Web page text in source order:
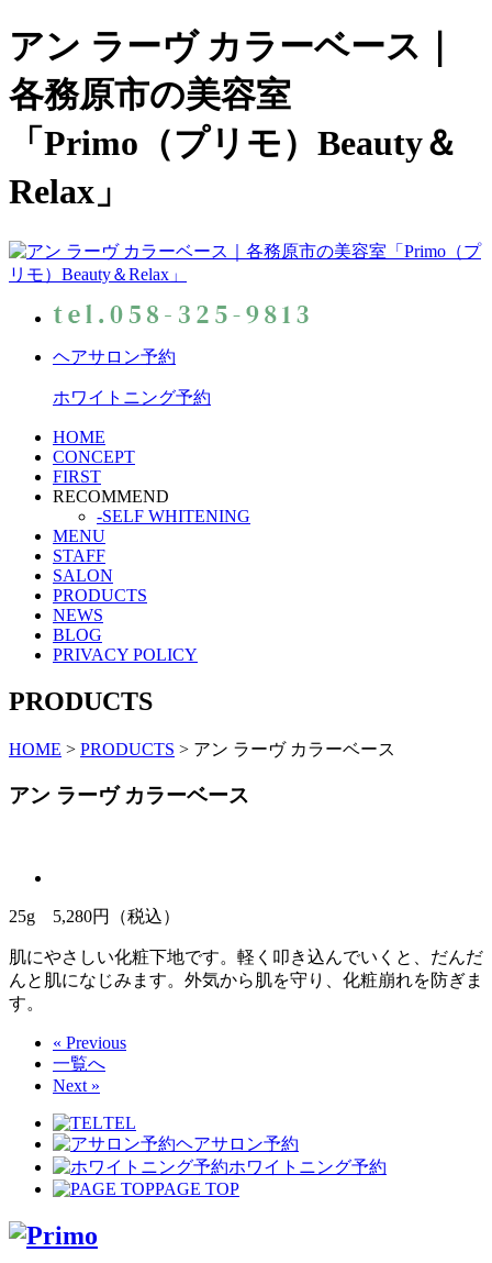
アン ラーヴ カラーベース｜
各務原市の美容室
「Primo（プリモ）Beauty＆
Relax」
ヘアサロン予約
ホワイトニング予約
HOME
CONCEPT
FIRST
RECOMMEND
-SELF WHITENING
MENU
STAFF
SALON
PRODUCTS
NEWS
BLOG
PRIVACY POLICY
PRODUCTS
HOME > PRODUCTS > アン ラーヴ カラーベース
アン ラーヴ カラーベース
25g 5,280円（税込）
肌にやさしい化粧下地です。軽く叩き込んでいくと、だんだ
んと肌になじみます。外気から肌を守り、化粧崩れを防ぎま
す。
« Previous
一覧へ
Next »
TEL
ヘアサロン予約
ホワイトニング予約
PAGE TOP